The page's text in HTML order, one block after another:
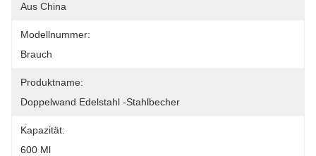
Aus China
Modellnummer:
Brauch
Produktname:
Doppelwand Edelstahl -Stahlbecher
Kapazität:
600 Ml